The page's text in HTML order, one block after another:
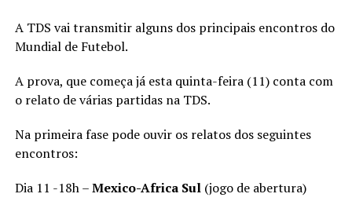
A TDS vai transmitir alguns dos principais encontros do
Mundial de Futebol.
A prova, que começa já esta quinta-feira (11) conta com
o relato de várias partidas na TDS.
Na primeira fase pode ouvir os relatos dos seguintes
encontros:
Dia 11 -18h –Mexico-Africa Sul (jogo de abertura)